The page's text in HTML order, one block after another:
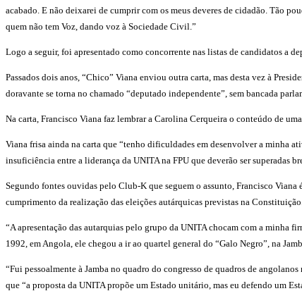
acabado. E não deixarei de cumprir com os meus deveres de cidadão. Tão
quem não tem Voz, dando voz à Sociedade Civil.”
Logo a seguir, foi apresentado como concorrente nas listas de candidatos a
Passados dois anos, “Chico” Viana enviou outra carta, mas desta vez à
doravante se torna no chamado “deputado independente”, sem bancada
Na carta, Francisco Viana faz lembrar a Carolina Cerqueira o conteúdo de
Viana frisa ainda na carta que “tenho dificuldades em desenvolver a minha
insuficiência entre a liderança da UNITA na FPU que deverão ser superadas
Segundo fontes ouvidas pelo Club-K que seguem o assunto, Francisco
cumprimento da realização das eleições autárquicas previstas na Constituição.
“A apresentação das autarquias pelo grupo da UNITA chocam com a minha
1992, em Angola, ele chegou a ir ao quartel general do “Galo Negro”, na
“Fui pessoalmente à Jamba no quadro do congresso de quadros de
que “a proposta da UNITA propõe um Estado unitário, mas eu defendo um